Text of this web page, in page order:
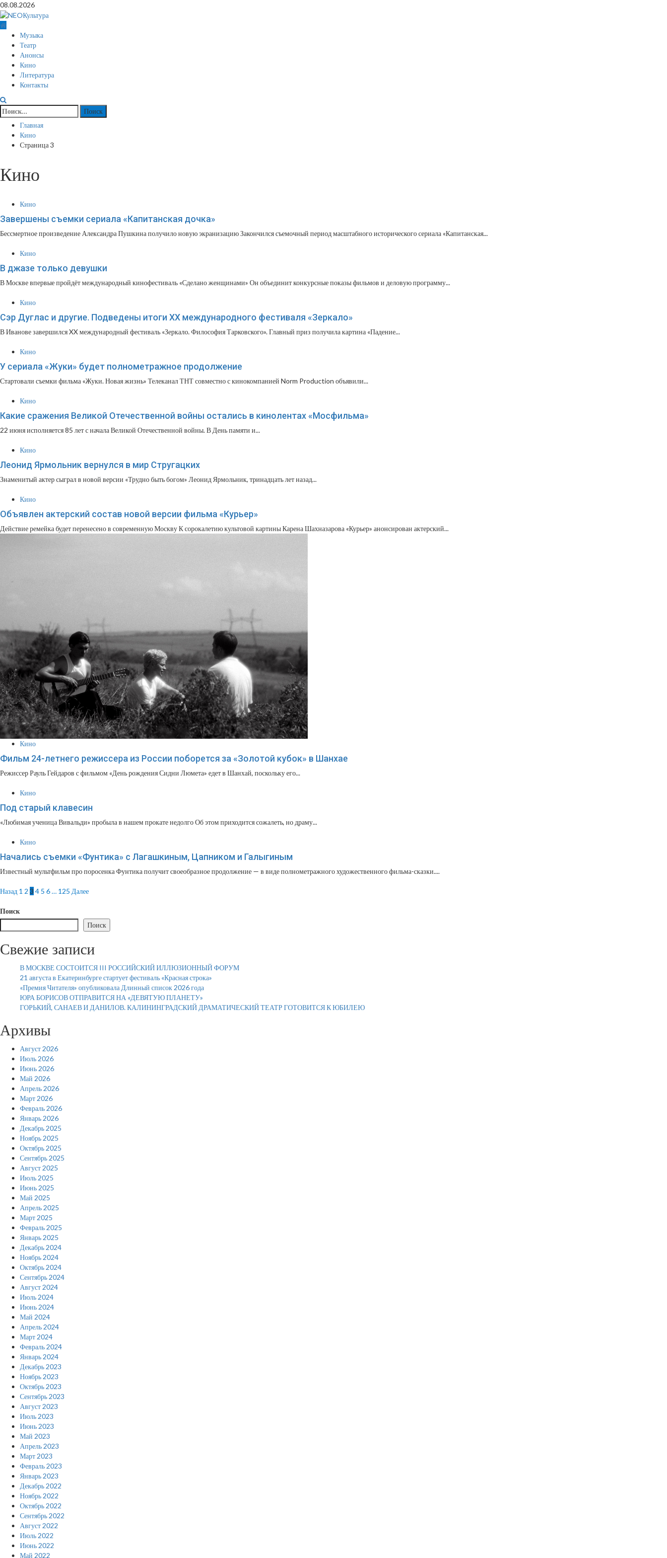
Перейти
к
содержимому
08.08.2026
Основное
меню
Музыка
Театр
Анонсы
Кино
Литература
Контакты
Найти:
Главная
Кино
Страница 3
Кино
Кино
Завершены съемки сериала «Капитанская дочка»
Бессмертное произведение Александра Пушкина получило новую экранизацию Закончился съемочный период масштабного исторического сериала «Капитанская...
Кино
В джазе только девушки
В Москве впервые пройдёт международный кинофестиваль «Сделано женщинами» Он объединит конкурсные показы фильмов и деловую программу...
Кино
Сэр Дуглас и другие. Подведены итоги ХХ международного фестиваля «Зеркало»
В Иванове завершился XX международный фестиваль «Зеркало. Философия Тарковского». Главный приз получила картина «Падение...
Кино
У сериала «Жуки» будет полнометражное продолжение
Стартовали съемки фильма «Жуки. Новая жизнь» Телеканал ТНТ совместно с кинокомпанией Norm Production объявили...
Кино
Какие сражения Великой Отечественной войны остались в кинолентах «Мосфильма»
22 июня исполняется 85 лет с начала Великой Отечественной войны. В День памяти и...
Кино
Леонид Ярмольник вернулся в мир Стругацких
Знаменитый актер сыграл в новой версии «Трудно быть богом» Леонид Ярмольник, тринадцать лет назад...
Кино
Объявлен актерский состав новой версии фильма «Курьер»
Действие ремейка будет перенесено в современную Москву К сорокалетию культовой картины Карена Шахназарова «Курьер» анонсирован актерский...
Кино
Фильм 24-летнего режиссера из России поборется за «Золотой кубок» в Шанхае
Режиссер Рауль Гейдаров с фильмом «День рождения Сидни Люмета» едет в Шанхай, поскольку его...
Кино
Под старый клавесин
«Любимая ученица Вивальди» пробыла в нашем прокате недолго Об этом приходится сожалеть, но драму...
Кино
Начались съемки «Фунтика» с Лагашкиным, Цапником и Галыгиным
Известный мультфильм про поросенка Фунтика получит своеобразное продолжение — в виде полнометражного художественного фильма-сказки....
Пагинация
записей
Назад 1 2 3 4 5 6… 125 Далее
Поиск
Поиск
Свежие записи
В МОСКВЕ СОСТОИТСЯ III РОССИЙСКИЙ ИЛЛЮЗИОННЫЙ ФОРУМ
21 августа в Екатеринбурге стартует фестиваль «Красная строка»
«Премия Читателя» опубликовала Длинный список 2026 года
ЮРА БОРИСОВ ОТПРАВИТСЯ НА «ДЕВЯТУЮ ПЛАНЕТУ»
ГОРЬКИЙ, САНАЕВ И ДАНИЛОВ. КАЛИНИНГРАДСКИЙ ДРАМАТИЧЕСКИЙ ТЕАТР ГОТОВИТСЯ К ЮБИЛЕЮ
Архивы
Август 2026
Июль 2026
Июнь 2026
Май 2026
Апрель 2026
Март 2026
Февраль 2026
Январь 2026
Декабрь 2025
Ноябрь 2025
Октябрь 2025
Сентябрь 2025
Август 2025
Июль 2025
Июнь 2025
Май 2025
Апрель 2025
Март 2025
Февраль 2025
Январь 2025
Декабрь 2024
Ноябрь 2024
Октябрь 2024
Сентябрь 2024
Август 2024
Июль 2024
Июнь 2024
Май 2024
Апрель 2024
Март 2024
Февраль 2024
Январь 2024
Декабрь 2023
Ноябрь 2023
Октябрь 2023
Сентябрь 2023
Август 2023
Июль 2023
Июнь 2023
Май 2023
Апрель 2023
Март 2023
Февраль 2023
Январь 2023
Декабрь 2022
Ноябрь 2022
Октябрь 2022
Сентябрь 2022
Август 2022
Июль 2022
Июнь 2022
Май 2022